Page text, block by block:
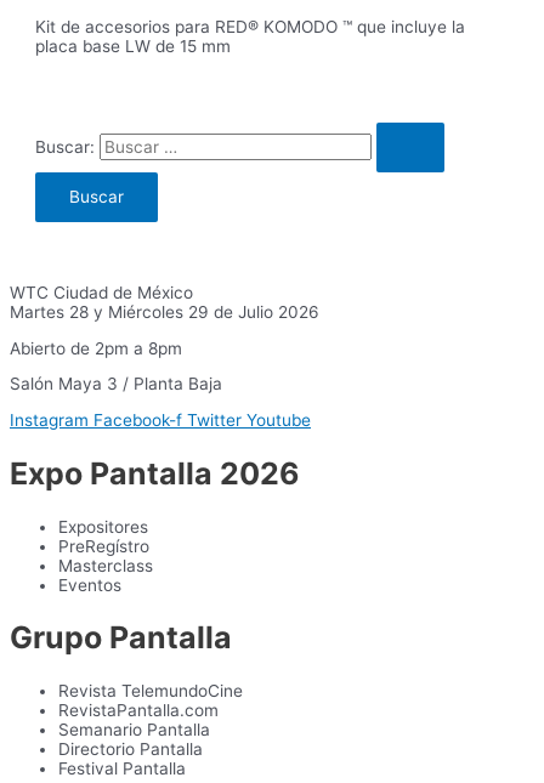
Kit de accesorios para RED® KOMODO ™ que incluye la
placa base LW de 15 mm
Buscar:
WTC Ciudad de México
Martes 28 y Miércoles 29 de Julio 2026
Abierto de 2pm a 8pm
Salón Maya 3 / Planta Baja
Instagram Facebook-f Twitter Youtube
Expo Pantalla 2026
Expositores
PreRegístro
Masterclass
Eventos
Grupo Pantalla
Revista TelemundoCine
RevistaPantalla.com
Semanario Pantalla
Directorio Pantalla
Festival Pantalla